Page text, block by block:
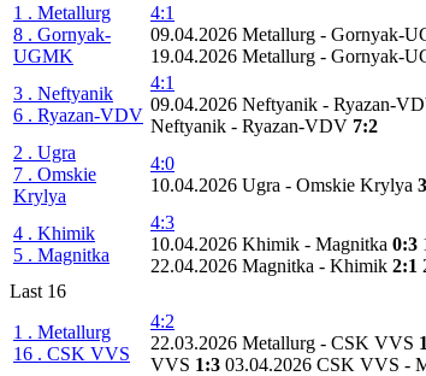
1 . Metallurg
8 . Gornyak-
UGMK
4:1
09.04.2026 Metallurg - Gornyak-
19.04.2026 Metallurg - Gornyak-
3 . Neftyanik
6 . Ryazan-VDV
4:1
09.04.2026 Neftyanik - Ryazan-
Neftyanik - Ryazan-VDV 7:2
2 . Ugra
7 . Omskie
Krylya
4:0
10.04.2026 Ugra - Omskie Krylya
4 . Khimik
5 . Magnitka
4:3
10.04.2026 Khimik - Magnitka 0:3
22.04.2026 Magnitka - Khimik 2:1
Last 16
1 . Metallurg
16 . CSK VVS
4:2
22.03.2026 Metallurg - CSK VVS
VVS 1:3 03.04.2026 CSK VVS -